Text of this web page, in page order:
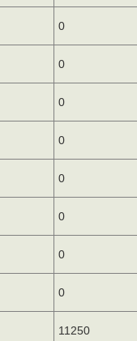
0
0
0
0
0
0
0
0
11250